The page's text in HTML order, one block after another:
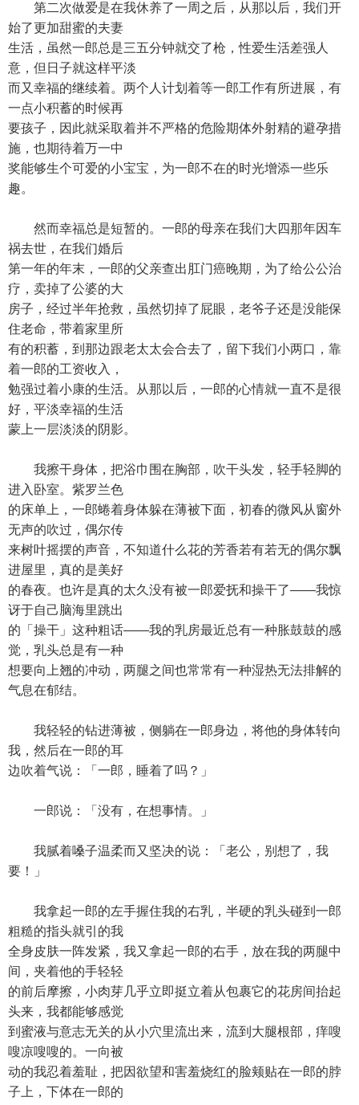
第二次做爱是在我休养了一周之后，从那以后，我们开
始了更加甜蜜的夫妻
生活，虽然一郎总是三五分钟就交了枪，性爱生活差强人
意，但日子就这样平淡
而又幸福的继续着。两个人计划着等一郎工作有所进展，有
一点小积蓄的时候再
要孩子，因此就采取着并不严格的危险期体外射精的避孕措
施，也期待着万一中
奖能够生个可爱的小宝宝，为一郎不在的时光增添一些乐
趣。
然而幸福总是短暂的。一郎的母亲在我们大四那年因车
祸去世，在我们婚后
第一年的年末，一郎的父亲查出肛门癌晚期，为了给公公治
疗，卖掉了公婆的大
房子，经过半年抢救，虽然切掉了屁眼，老爷子还是没能保
住老命，带着家里所
有的积蓄，到那边跟老太太会合去了，留下我们小两口，靠
着一郎的工资收入，
勉强过着小康的生活。从那以后，一郎的心情就一直不是很
好，平淡幸福的生活
蒙上一层淡淡的阴影。
我擦干身体，把浴巾围在胸部，吹干头发，轻手轻脚的
进入卧室。紫罗兰色
的床单上，一郎蜷着身体躲在薄被下面，初春的微风从窗外
无声的吹过，偶尔传
来树叶摇摆的声音，不知道什么花的芳香若有若无的偶尔飘
进屋里，真的是美好
的春夜。也许是真的太久没有被一郎爱抚和操干了——我惊
讶于自己脑海里跳出
的「操干」这种粗话——我的乳房最近总有一种胀鼓鼓的感
觉，乳头总是有一种
想要向上翘的冲动，两腿之间也常常有一种湿热无法排解的
气息在郁结。
我轻轻的钻进薄被，侧躺在一郎身边，将他的身体转向
我，然后在一郎的耳
边吹着气说：「一郎，睡着了吗？」
一郎说：「没有，在想事情。」
我腻着嗓子温柔而又坚决的说：「老公，别想了，我
要！」
我拿起一郎的左手握住我的右乳，半硬的乳头碰到一郎
粗糙的指头就引的我
全身皮肤一阵发紧，我又拿起一郎的右手，放在我的两腿中
间，夹着他的手轻轻
的前后摩擦，小肉芽几乎立即挺立着从包裹它的花房间抬起
头来，我都能够感觉
到蜜液与意志无关的从小穴里流出来，流到大腿根部，痒嗖
嗖凉嗖嗖的。一向被
动的我忍着羞耻，把因欲望和害羞烧红的脸颊贴在一郎的脖
子上，下体在一郎的